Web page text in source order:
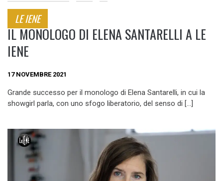
LE IENE
IL MONOLOGO DI ELENA SANTARELLI A LE
IENE
17 NOVEMBRE 2021
Grande successo per il monologo di Elena Santarelli, in cui la
showgirl parla, con uno sfogo liberatorio, del senso di […]